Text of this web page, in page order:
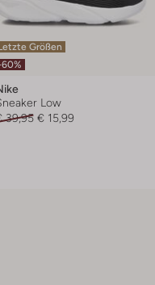
Größen
Low
39,95 € 15,99